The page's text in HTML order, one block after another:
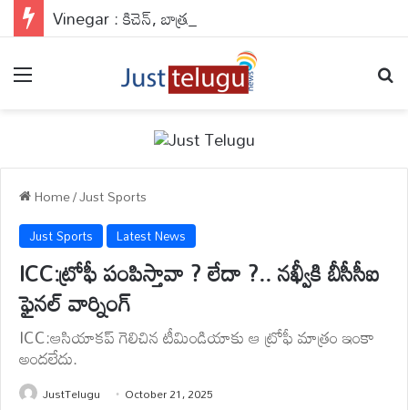
Home/Just Sports
Just Sports Latest News
ICC:ట్రోఫీ పంపిస్తావా ? లేదా ?.. నఖ్వీకి బీసీసీఐ
ఫైనల్ వార్నింగ్
ICC:ఆసియాకప్ గెలిచిన టీమిండియాకు ఆ ట్రోఫీ మాత్రం ఇంకా
అందలేదు.
JustTelugu
October 21, 2025